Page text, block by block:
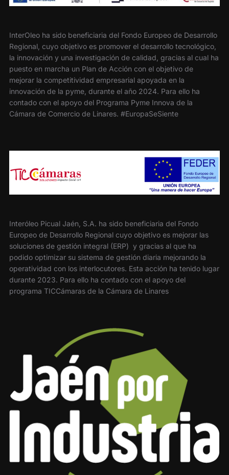
InterOleo ha sido beneficiaria del Fondo Europeo de Desarrollo
Regional, cuyo objetivo es promover el desarrollo tecnológico,
la innovación y una investigación de calidad, gracias al cual ha
puesto en marcha un Plan de Acción con el objetivo de
mejorar la competitividad empresarial apoyada en la
innovación de la pyme, durante el año 2024. Para ello ha
contado con el apoyo del Programa Pyme Innova de la
Cámara de Comercio de Linares. #EuropaSeSiente
Interóleo Picual Jaén, S.A. ha sido beneficiaria del Fondo
Europeo de Desarrollo Regional cuyo objetivo es mejorar las
soluciones de gestión integral (ERP) y gracias al que ha
podido optimizar su sistema de gestión diaria mejorando la
operatividad con los interlocutores. Esta acción ha tenido lugar
durante 2023. Para ello ha contado con el apoyo del
programa TICCámaras de la Cámara de Linares